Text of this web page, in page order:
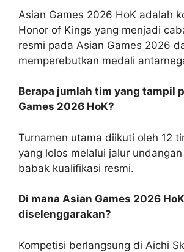
Asian Games 2026 HoK adalah
Honor of Kings yang menjadi
resmi pada Asian Games 2026
memperebutkan medali
Berapa jumlah tim yang tampil
Games 2026 HoK?
Turnamen utama diikuti oleh 12
yang lolos melalui jalur
babak kualifikasi resmi.
Di mana Asian Games 2026 HoK
diselenggarakan?
Kompetisi berlangsung di Aichi